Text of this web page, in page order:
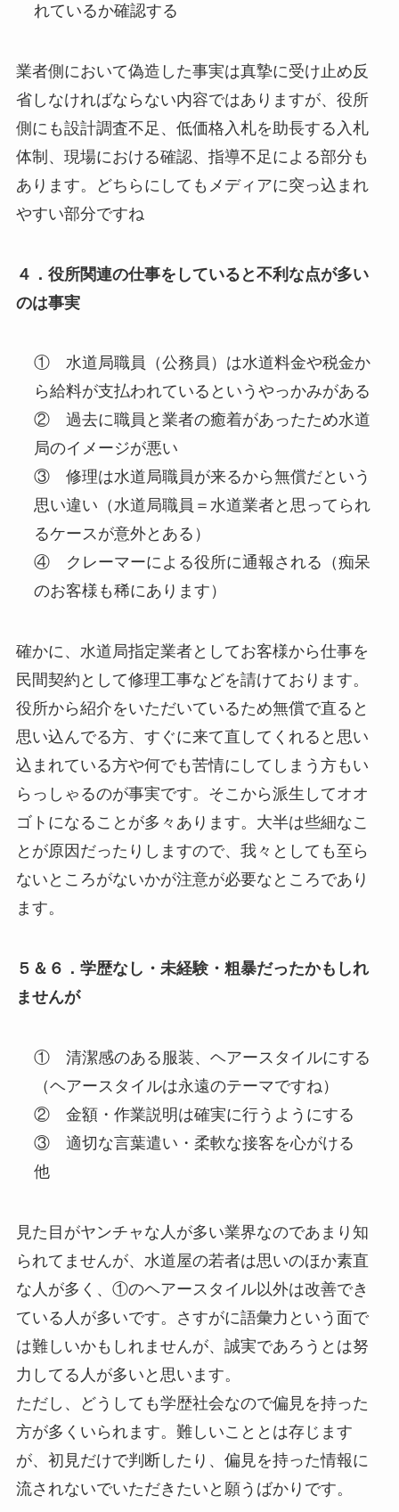
れているか確認する
業者側において偽造した事実は真摯に受け止め反
省しなければならない内容ではありますが、役所
側にも設計調査不足、低価格入札を助長する入札
体制、現場における確認、指導不足による部分も
あります。どちらにしてもメディアに突っ込まれ
やすい部分ですね
４．役所関連の仕事をしていると不利な点が多い
のは事実
① 水道局職員（公務員）は水道料金や税金か
ら給料が支払われているというやっかみがある
② 過去に職員と業者の癒着があったため水道
局のイメージが悪い
③ 修理は水道局職員が来るから無償だという
思い違い（水道局職員＝水道業者と思ってられ
るケースが意外とある）
④ クレーマーによる役所に通報される（痴呆
のお客様も稀にあります）
確かに、水道局指定業者としてお客様から仕事を
民間契約として修理工事などを請けております。
役所から紹介をいただいているため無償で直ると
思い込んでる方、すぐに来て直してくれると思い
込まれている方や何でも苦情にしてしまう方もい
らっしゃるのが事実です。そこから派生してオオ
ゴトになることが多々あります。大半は些細なこ
とが原因だったりしますので、我々としても至ら
ないところがないかが注意が必要なところであり
ます。
５＆６．学歴なし・未経験・粗暴だったかもしれ
ませんが
① 清潔感のある服装、ヘアースタイルにする
（ヘアースタイルは永遠のテーマですね）
② 金額・作業説明は確実に行うようにする
③ 適切な言葉遣い・柔軟な接客を心がける
他
見た目がヤンチャな人が多い業界なのであまり知
られてませんが、水道屋の若者は思いのほか素直
な人が多く、①のヘアースタイル以外は改善でき
ている人が多いです。さすがに語彙力という面で
は難しいかもしれませんが、誠実であろうとは努
力してる人が多いと思います。
ただし、どうしても学歴社会なので偏見を持った
方が多くいられます。難しいこととは存じます
が、初見だけで判断したり、偏見を持った情報に
流されないでいただきたいと願うばかりです。